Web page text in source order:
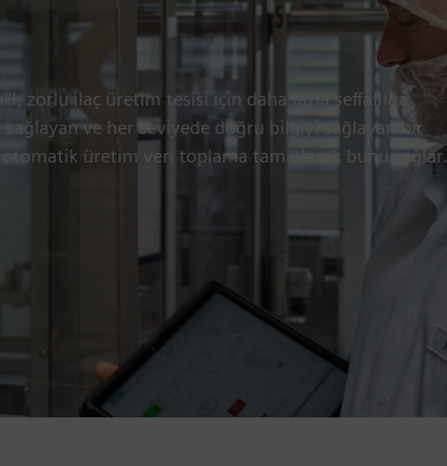
zorlu ilaç üretim tesisi için daha fazla şeffaflığa
ve her seviyede doğru bilgiyi sağlayan bir
otomatik üretim veri toplama tam olarak bunu sağlar.